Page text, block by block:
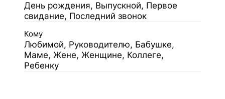
День рождения, Выпускной, Первое
свидание, Последний звонок
Кому
Любимой, Руководителю, Бабушке,
Маме, Жене, Женщине, Коллеге,
Ребенку